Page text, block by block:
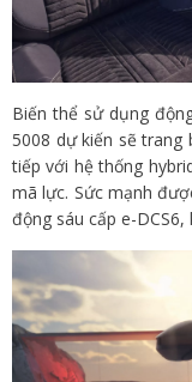
Biến thể sử dụng
5008 dự kiến ​​sẽ trang
tiếp với hệ thống
mã lực. Sức mạnh
động sáu cấp e-